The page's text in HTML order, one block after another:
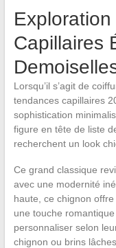
Capillaires
Lorsqu’il s’agit de
tendances capillaires
sophistication
figure en tête de liste
recherchent un look
Ce grand classique
avec une modernité
haute, ce chignon
une touche
personnaliser selon
chignon ou brins